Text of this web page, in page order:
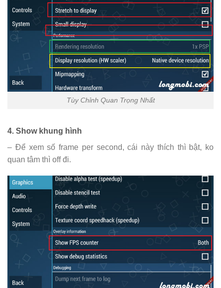
Tùy Chỉnh Quan Trọng Nhất
4. Show khung hình
– Để xem số frame per second, cái này thích thì bật, ko
quan tâm thì off đi.